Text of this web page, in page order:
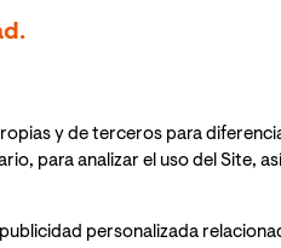
Primera
NTT en Japón en 1979,
en Dinamarca, Finlandia,
y de terceros para
para analizar el uso del Site,
personalizada